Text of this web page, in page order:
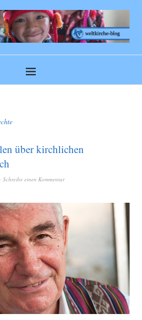
über kirchlichen
Schreibe einen Kommentar